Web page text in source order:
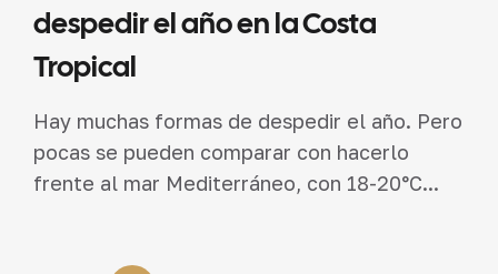
despedir el año en la Costa
Tropical
Hay muchas formas de despedir el año. Pero
pocas se pueden comparar con hacerlo
frente al mar Mediterráneo, con 18-20°C...